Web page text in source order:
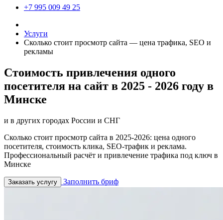
+7 995 009 49 25
Услуги
Сколько стоит просмотр сайта — цена трафика, SEO и
рекламы
Стоимость привлечения одного
посетителя на сайт в 2025 - 2026 году в
Минске
и в других городах России и СНГ
Сколько стоит просмотр сайта в 2025-2026: цена одного
посетителя, стоимость клика, SEO-трафик и реклама.
Профессиональный расчёт и привлечение трафика под ключ в
Минске
Заказать услугу Заполнить бриф